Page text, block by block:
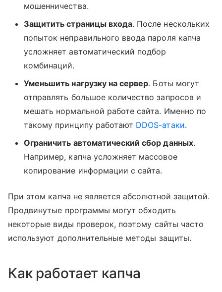
мошенничества.
Защитить страницы входа. После нескольких
попыток неправильного ввода пароля капча
усложняет автоматический подбор
комбинаций.
Уменьшить нагрузку на сервер. Боты могут
отправлять большое количество запросов и
мешать нормальной работе сайта. Именно по
такому принципу работают DDOS-атаки.
Ограничить автоматический сбор данных.
Например, капча усложняет массовое
копирование информации с сайта.
При этом капча не является абсолютной защитой.
Продвинутые программы могут обходить
некоторые виды проверок, поэтому сайты часто
используют дополнительные методы защиты.
Как работает капча